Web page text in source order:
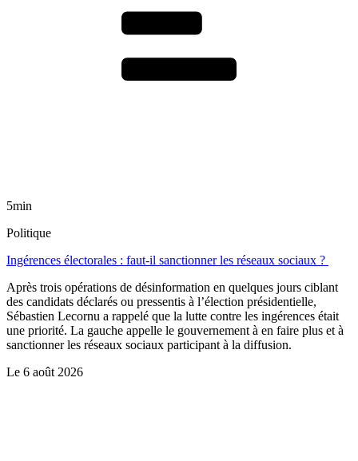
5min
Politique
Ingérences électorales : faut-il sanctionner les réseaux sociaux ?
Après trois opérations de désinformation en quelques jours ciblant
des candidats déclarés ou pressentis à l’élection présidentielle,
Sébastien Lecornu a rappelé que la lutte contre les ingérences était
une priorité. La gauche appelle le gouvernement à en faire plus et à
sanctionner les réseaux sociaux participant à la diffusion.
Le 6 août 2026